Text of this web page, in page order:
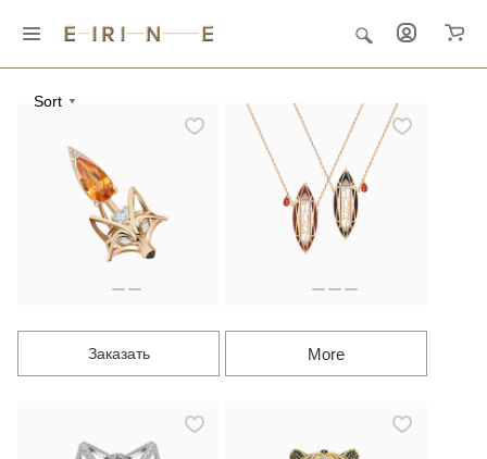
Каталог
Sort
Заказать More